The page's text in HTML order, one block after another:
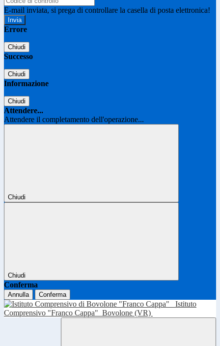
E-mail inviata, si prega di controllare la casella di posta elettronica!
Errore
Chiudi
Successo
Chiudi
Informazione
Chiudi
Attendere...
Attendere il completamento dell'operazione...
Chiudi
Chiudi
Conferma
Annulla Conferma
Istituto
Comprensivo "Franco Cappa" Bovolone (VR)